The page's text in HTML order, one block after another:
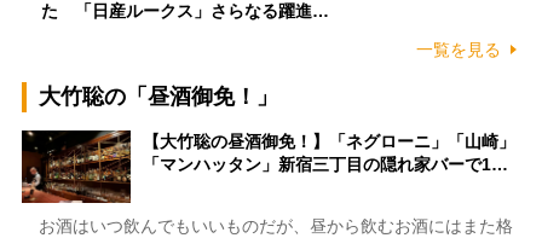
た 「日産ルークス」さらなる躍進…
一覧を見る
大竹聡の「昼酒御免！」
【大竹聡の昼酒御免！】「ネグローニ」「山崎」
「マンハッタン」新宿三丁目の隠れ家バーで1…
お酒はいつ飲んでもいいものだが、昼から飲むお酒にはまた格